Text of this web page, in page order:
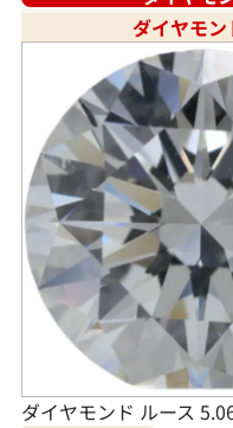
ダイヤモン
ダイヤモンド ルース